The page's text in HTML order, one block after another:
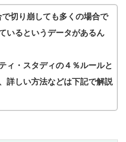
切り崩しても多くの場合で
いるというデータがあるん
ィ・スタディの４％ルールと
詳しい方法などは下記で解説